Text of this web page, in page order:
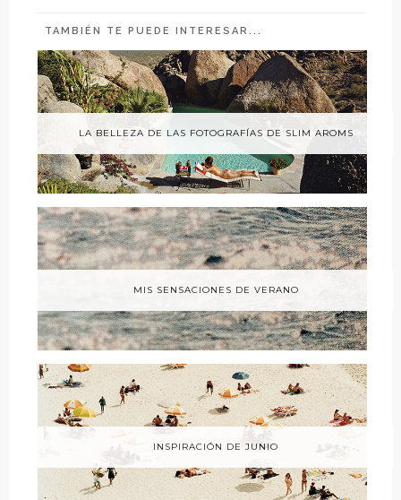
TAMBIÉN TE PUEDE INTERESAR...
LA BELLEZA DE LAS FOTOGRAFÍAS DE SLIM AROMS
MIS SENSACIONES DE VERANO
INSPIRACIÓN DE JUNIO